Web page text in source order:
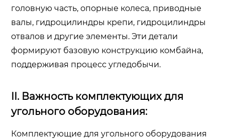
головную часть, опорные колеса, приводные
валы, гидроцилиндры крепи, гидроцилиндры
отвалов и другие элементы. Эти детали
формируют базовую конструкцию комбайна,
поддерживая процесс угледобычи.
II. Важность комплектующих для
угольного оборудования:
Комплектующие для угольного оборудования